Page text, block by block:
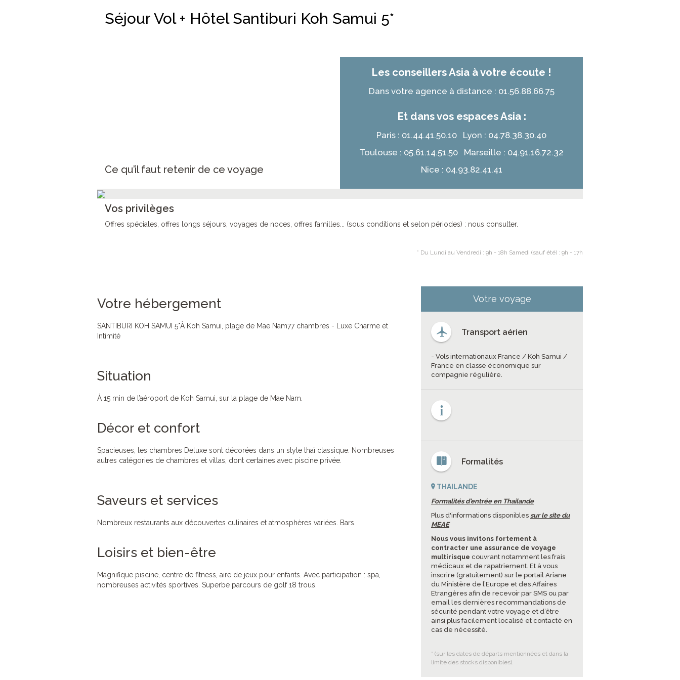
Séjour Vol + Hôtel Santiburi Koh Samui 5*
Ce qu’il faut retenir de ce voyage
Les conseillers Asia à votre écoute !
Dans votre agence à distance : 01.56.88.66.75
Et dans vos espaces Asia :
Paris : 01.44.41.50.10 Lyon : 04.78.38.30.40
Toulouse : 05.61.14.51.50 Marseille : 04.91.16.72.32
Nice : 04.93.82.41.41
Vos privilèges
Offres spéciales, offres longs séjours, voyages de noces, offres familles... (sous conditions et selon périodes) : nous consulter.
* Du Lundi au Vendredi : 9h - 18h Samedi (sauf été) : 9h - 17h
Votre hébergement
SANTIBURI KOH SAMUI 5*À Koh Samui, plage de Mae Nam77 chambres - Luxe Charme et
Intimité
Situation
À 15 min de l’aéroport de Koh Samui, sur la plage de Mae Nam.
Décor et confort
Spacieuses, les chambres Deluxe sont décorées dans un style thaï classique. Nombreuses
autres catégories de chambres et villas, dont certaines avec piscine privée.
Saveurs et services
Nombreux restaurants aux découvertes culinaires et atmosphères variées. Bars.
Loisirs et bien-être
Magnifique piscine, centre de fitness, aire de jeux pour enfants. Avec participation : spa,
nombreuses activités sportives. Superbe parcours de golf 18 trous.
Votre voyage
Transport aérien
- Vols internationaux France / Koh Samui /
France en classe économique sur
compagnie régulière.
Formalités
THAILANDE
Formalités d'entrée en Thailande
Plus d'informations disponiblessur le site du
MEAE
Nous vous invitons fortement à
contracter une assurance de voyage
multirisque couvrant notamment les frais
médicaux et de rapatriement. Et à vous
inscrire (gratuitement) sur le portail Ariane
du Ministère de l’Europe et des Affaires
Etrangères afin de recevoir par SMS ou par
email les dernières recommandations de
sécurité pendant votre voyage et d’être
ainsi plus facilement localisé et contacté en
cas de nécessité.
* (sur les dates de départs mentionnées et dans la
limite des stocks disponibles).